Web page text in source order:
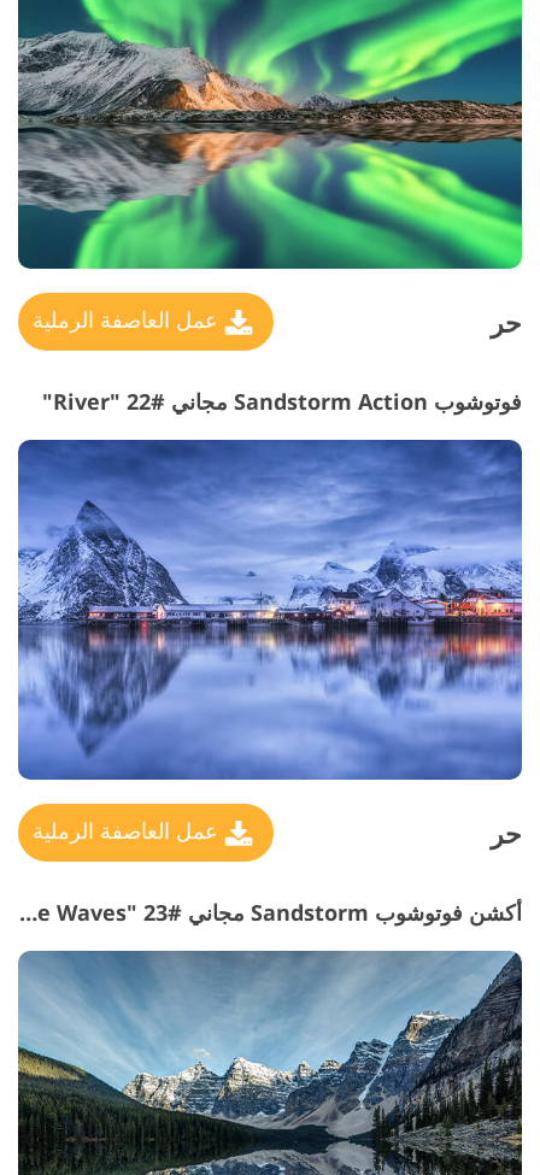
حر عمل العاصفة الرملية
فوتوشوب Sandstorm Action مجاني #22 "River"
حر عمل العاصفة الرملية
أكشن فوتوشوب Sandstorm مجاني #23 "The Waves"